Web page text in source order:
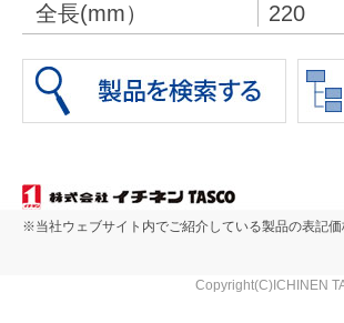
全長(mm） 220
※当社ウェブサイト内でご紹介している製品の表記
Copyright(C)ICHINEN